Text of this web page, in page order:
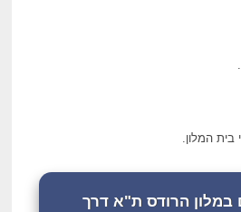
בית המלון.
במלון הרודס ת"א דרך